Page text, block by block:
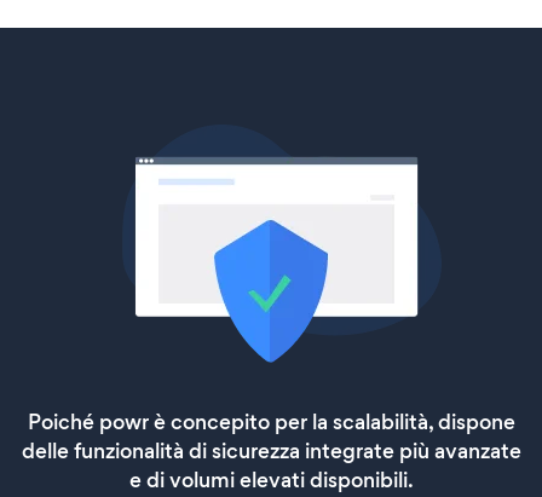
Poiché powr è concepito per la scalabilità, dispone
delle funzionalità di sicurezza integrate più avanzate
e di volumi elevati disponibili.